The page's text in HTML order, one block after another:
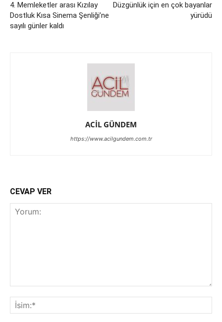
4. Memleketler arası Kızılay
Dostluk Kısa Sinema Şenliği’ne
sayılı günler kaldı
Düzgünlük için en çok bayanlar
yürüdü
ACİL GÜNDEM
https://www.acilgundem.com.tr
CEVAP VER